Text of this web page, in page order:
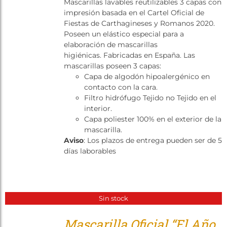
Tienda
Mascarillas lavables reutilizables 3 capas con
impresión basada en el Cartel Oficial de
Fiestas de Carthagineses y Romanos 2020.
Poseen un elástico especial para a
elaboración de mascarillas
higiénicas. Fabricadas en España. Las
mascarillas poseen 3 capas:
Capa de algodón hipoalergénico en
contacto con la cara.
Filtro hidrófugo Tejido no Tejido en el
interior.
Capa poliester 100% en el exterior de la
mascarilla.
Aviso: Los plazos de entrega pueden ser de 5
días laborables
Sin stock